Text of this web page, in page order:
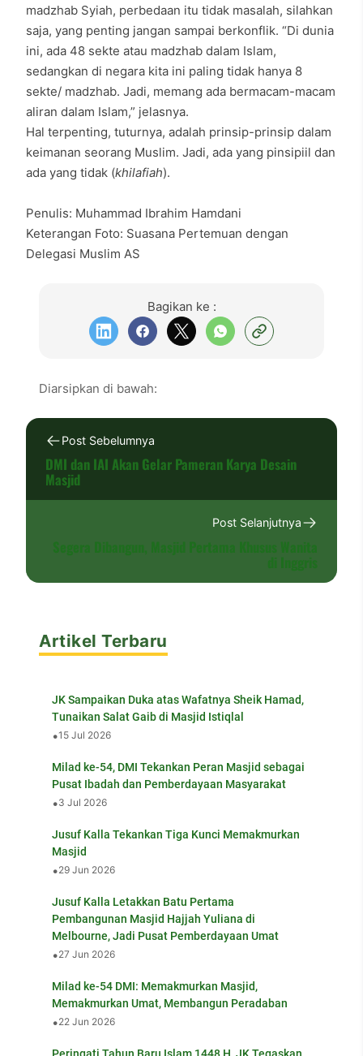
madzhab Syiah, perbedaan itu tidak masalah, silahkan
saja, yang penting jangan sampai berkonflik. “Di dunia
ini, ada 48 sekte atau madzhab dalam Islam,
sedangkan di negara kita ini paling tidak hanya 8
sekte/ madzhab. Jadi, memang ada bermacam-macam
aliran dalam Islam,” jelasnya.
Hal terpenting, tuturnya, adalah prinsip-prinsip dalam
keimanan seorang Muslim. Jadi, ada yang pinsipiil dan
ada yang tidak (khilafiah).
Penulis: Muhammad Ibrahim Hamdani
Keterangan Foto: Suasana Pertemuan dengan
Delegasi Muslim AS
Bagikan ke :
Diarsipkan di bawah:
Post Sebelumnya
DMI dan IAI Akan Gelar Pameran Karya Desain
Masjid
Post Selanjutnya
Artikel Terbaru
JK Sampaikan Duka atas Wafatnya Sheik Hamad,
Tunaikan Salat Gaib di Masjid Istiqlal
•15 Jul 2026
Milad ke-54, DMI Tekankan Peran Masjid sebagai
Pusat Ibadah dan Pemberdayaan Masyarakat
•3 Jul 2026
Jusuf Kalla Tekankan Tiga Kunci Memakmurkan
Masjid
•29 Jun 2026
Jusuf Kalla Letakkan Batu Pertama
Pembangunan Masjid Hajjah Yuliana di
Melbourne, Jadi Pusat Pemberdayaan Umat
•27 Jun 2026
Milad ke-54 DMI: Memakmurkan Masjid,
Memakmurkan Umat, Membangun Peradaban
•22 Jun 2026
Peringati Tahun Baru Islam 1448 H, JK Tegaskan